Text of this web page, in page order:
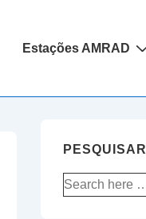
Estações AMRAD
PESQUISAR
Pesquisar
por: